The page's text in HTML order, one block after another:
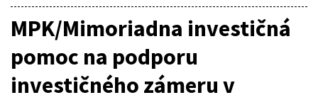
MPK/Mimoriadna investičná
pomoc na podporu
investičného zámeru v